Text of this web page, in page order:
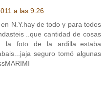
a las 9:26
N.Y.hay de todo y para todos
..que cantidad de cosas
la foto de la ardilla..estaba
seguro tomó algunas